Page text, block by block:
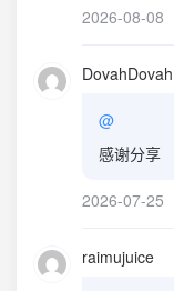
2026-08-08
DovahDovah
@
感谢分享
2026-07-25
raimujuice